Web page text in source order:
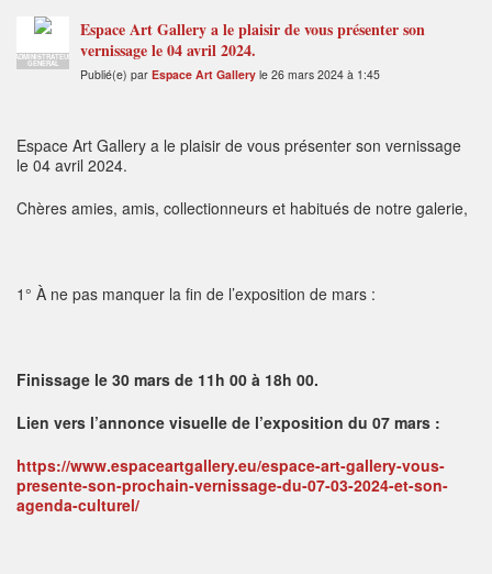
ADMINISTRATEUR
GENERAL
Espace Art Gallery a le plaisir de vous présenter son
vernissage le 04 avril 2024.
Publié(e) par Espace Art Gallery le 26 mars 2024 à 1:45
Espace Art Gallery a le plaisir de vous présenter son vernissage
le 04 avril 2024.
Chères amies, amis, collectionneurs et habitués de notre galerie,
1° À ne pas manquer la fin de l’exposition de mars :
Finissage le 30 mars de 11h 00 à 18h 00.
Lien vers l’annonce visuelle de l’exposition du 07 mars :
https://www.espaceartgallery.eu/espace-art-gallery-vous-
presente-son-prochain-vernissage-du-07-03-2024-et-son-
agenda-culturel/